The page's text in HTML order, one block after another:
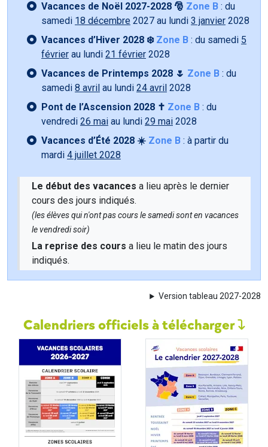
Vacances de Noël 2027-2028 🎅 Zone B : du
samedi 18 décembre 2027 au lundi 3 janvier 2028
Vacances d’Hiver 2028 ❄️ Zone B : du samedi 5
février au lundi 21 février 2028
Vacances de Printemps 2028 🌷 Zone B : du
samedi 8 avril au lundi 24 avril 2028
Pont de l’Ascension 2028 ✝️ Zone B : du
vendredi 26 mai au lundi 29 mai 2028
Vacances d’Été 2028 ☀️ Zone B : à partir du
mardi 4 juillet 2028
Le début des vacances a lieu après le dernier
cours des jours indiqués.
(les élèves qui n'ont pas cours le samedi sont en vacances
le vendredi soir)
La reprise des cours a lieu le matin des jours
indiqués.
Version tableau 2027-2028
Calendriers officiels à télécharger